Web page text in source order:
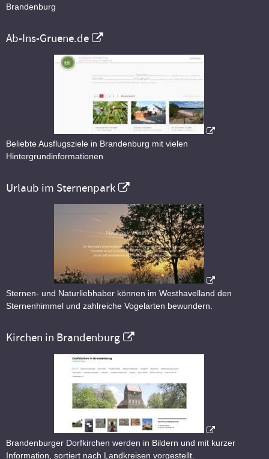
Brandenburg
Ab-Ins-Gruene.de
Beliebte Ausflugsziele in Brandenburg mit vielen
Hintergrundinformationen
Urlaub im Sternenpark
Sternen- und Naturliebhaber können im Westhavelland den
Sternenhimmel und zahlreiche Vogelarten bewundern.
Kirchen in Brandenburg
Brandenburger Dorfkirchen werden in Bildern und mit kurzer
Information, sortiert nach Landkreisen vorgestellt.